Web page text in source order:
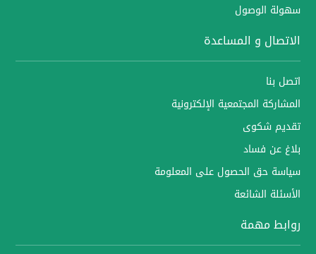
سهولة الوصول
الاتصال و المساعدة
اتصل بنا
المشاركة المجتمعية الإلكترونية
تقديم شكوى
بلاغ عن فساد
سياسة حق الحصول على المعلومة
الأسئلة الشائعة
روابط مهمة